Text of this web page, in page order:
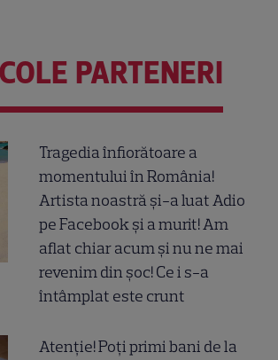
PARTENERI
Tragedia înfiorătoare a
momentului în România!
Artista noastră și-a luat Adio
pe Facebook și a murit! Am
aflat chiar acum și nu ne mai
revenim din șoc! Ce i s-a
întâmplat este crunt
Atenție! Poți primi bani de la